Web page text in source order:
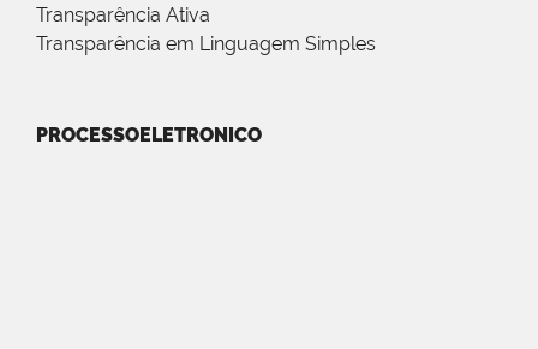
Transparência Ativa
Transparência em Linguagem Simples
PROCESSOELETRONICO